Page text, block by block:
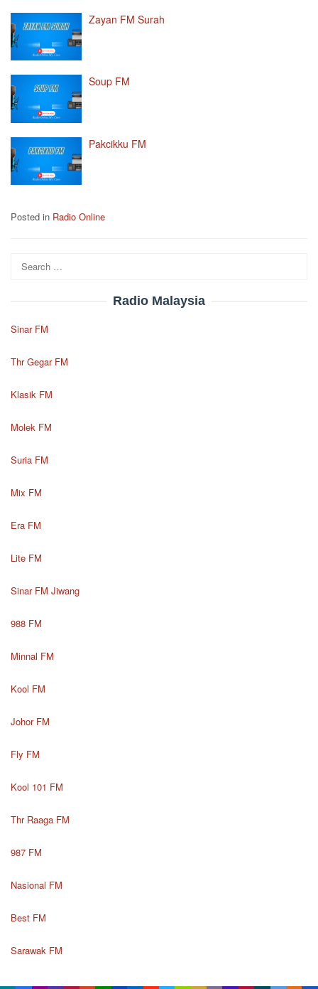
Zayan FM Surah
Soup FM
Pakcikku FM
Posted in Radio Online
Search
for:
Radio Malaysia
Sinar FM
Thr Gegar FM
Klasik FM
Molek FM
Suria FM
Mix FM
Era FM
Lite FM
Sinar FM Jiwang
988 FM
Minnal FM
Kool FM
Johor FM
Fly FM
Kool 101 FM
Thr Raaga FM
987 FM
Nasional FM
Best FM
Sarawak FM